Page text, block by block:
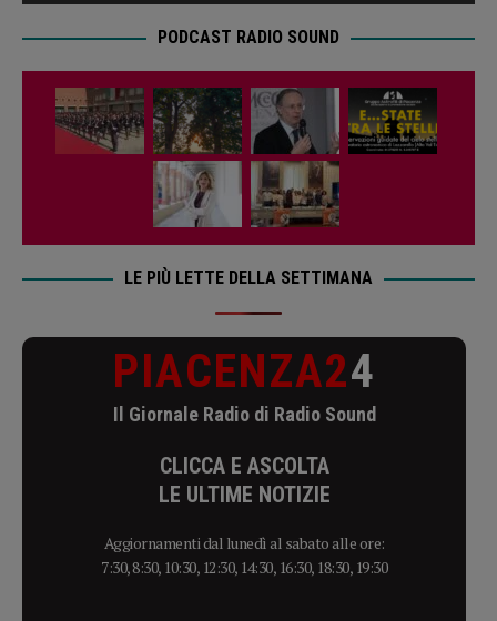
PODCAST RADIO SOUND
LE PIÙ LETTE DELLA SETTIMANA
PIACENZA24
Il Giornale Radio di Radio Sound
CLICCA E ASCOLTA
LE ULTIME NOTIZIE
Aggiornamenti dal lunedì al sabato alle ore:
7:30, 8:30, 10:30, 12:30, 14:30, 16:30, 18:30, 19:30